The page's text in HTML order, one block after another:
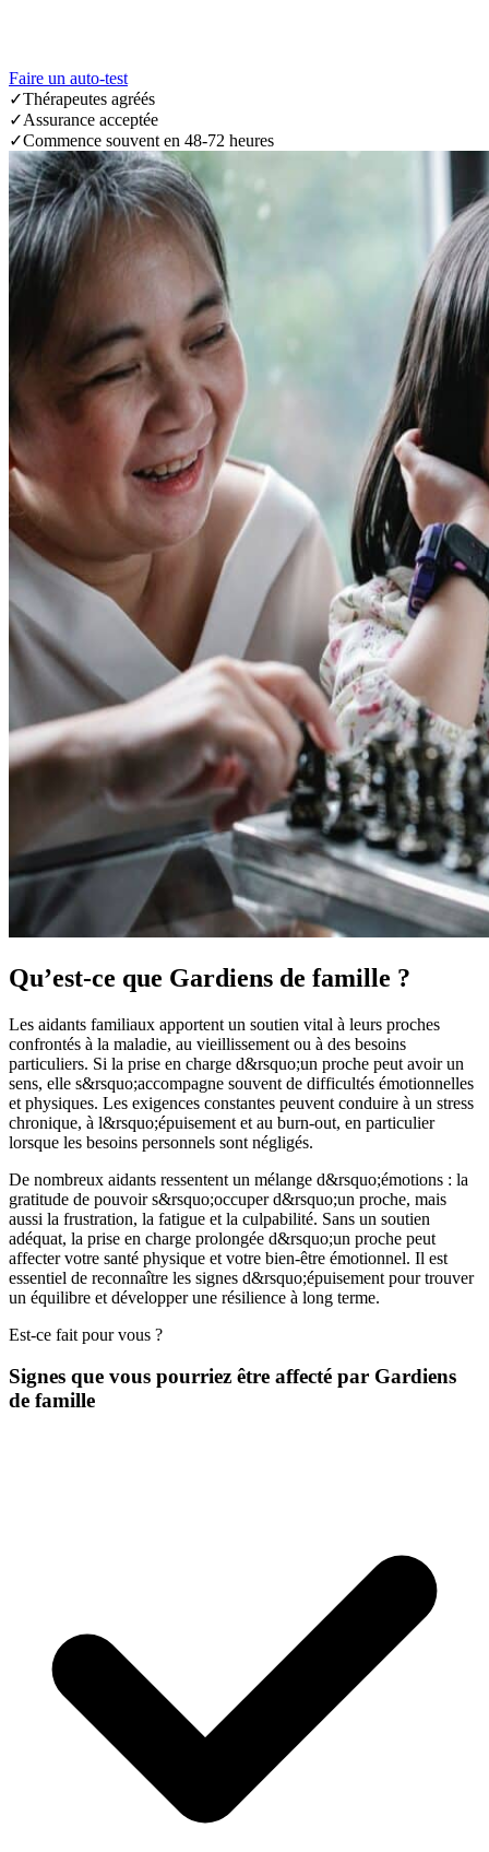
Faire un auto-test
✓Thérapeutes agréés
✓Assurance acceptée
✓Commence souvent en 48-72 heures
Qu’est-ce que Gardiens de famille ?
Les aidants familiaux apportent un soutien vital à leurs proches
confrontés à la maladie, au vieillissement ou à des besoins
particuliers. Si la prise en charge d&rsquo;un proche peut avoir un
sens, elle s&rsquo;accompagne souvent de difficultés émotionnelles
et physiques. Les exigences constantes peuvent conduire à un stress
chronique, à l&rsquo;épuisement et au burn-out, en particulier
lorsque les besoins personnels sont négligés.
De nombreux aidants ressentent un mélange d&rsquo;émotions : la
gratitude de pouvoir s&rsquo;occuper d&rsquo;un proche, mais
aussi la frustration, la fatigue et la culpabilité. Sans un soutien
adéquat, la prise en charge prolongée d&rsquo;un proche peut
affecter votre santé physique et votre bien-être émotionnel. Il est
essentiel de reconnaître les signes d&rsquo;épuisement pour trouver
un équilibre et développer une résilience à long terme.
Est-ce fait pour vous ?
Signes que vous pourriez être affecté par Gardiens
de famille